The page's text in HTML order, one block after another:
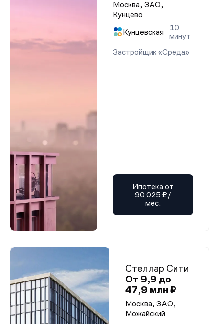
Москва, ЗАО,
Кунцево
Кунцевская
10
минут
Застройщик «Среда»
Ипотека от
90 025 ₽/
мес.
Стеллар Сити
От 9,9 до
47,9 млн ₽
Москва, ЗАО,
Можайский